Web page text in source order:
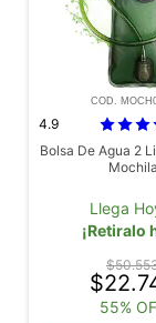
COD.
4.9
Bolsa De Agua 2
Mochila
Llega
¡Retiralo
55%